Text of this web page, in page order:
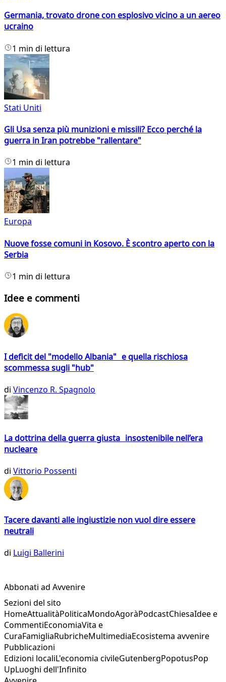
Germania, trovato drone con esplosivo vicino a un aereo
ucraino
1 min di lettura
Stati Uniti
Gli Usa senza più munizioni e missili? Ecco perché la
guerra in Iran potrebbe "rallentare"
1 min di lettura
Europa
Nuove fosse comuni in Kosovo. È scontro aperto con la
Serbia
1 min di lettura
Idee e commenti
I deficit del "modello Albania" e quella rischiosa
scommessa sugli "hub"
di Vincenzo R. Spagnolo
La dottrina della guerra giusta insostenibile nell’era
nucleare
di Vittorio Possenti
Tacere davanti alle ingiustizie non vuol dire essere
neutrali
di Luigi Ballerini
Abbonati ad Avvenire
Sezioni del sito
HomeAttualitàPoliticaMondoAgoràPodcastChiesaIdee e
CommentiEconomiaVita e
CuraFamigliaRubricheMultimediaEcosistema avvenire
Pubblicazioni
Edizioni localiL'economia civileGutenbergPopotusPop
UpLuoghi dell'Infinito